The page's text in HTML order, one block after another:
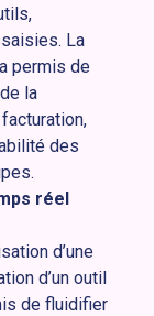
La
permis de
la
des
réel
d’une
d’un outil
de fluidifier